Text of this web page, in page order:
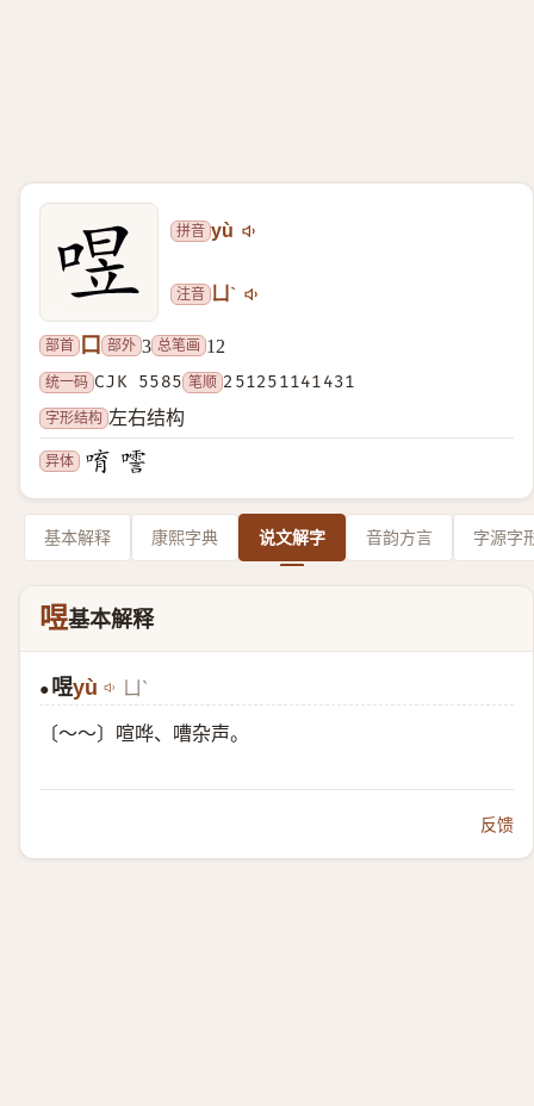
拼音 yù
注音 ㄩˋ
部首 口 部外 3 总笔画 12
统一码 CJK 5585 笔顺 251251141431
字形结构 左右结构
异体
基本解释 康熙字典 说文解字 音韵方言 字源字
喅基本解释
● 喅yù ㄩˋ
〔～～〕喧哗、嘈杂声。
反馈